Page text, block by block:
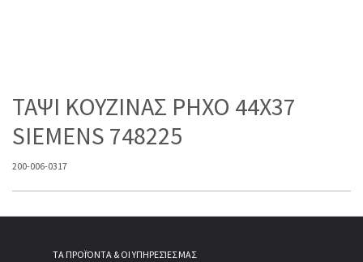
ΤΑΨΙ ΚΟΥΖΙΝΑΣ ΡΗΧΟ 44Χ37
SIEMENS 748225
200-006-0317
ΤΑ ΠΡΟΪΌΝΤΑ & ΟΙ ΥΠΗΡΕΣΊΕΣ ΜΑΣ